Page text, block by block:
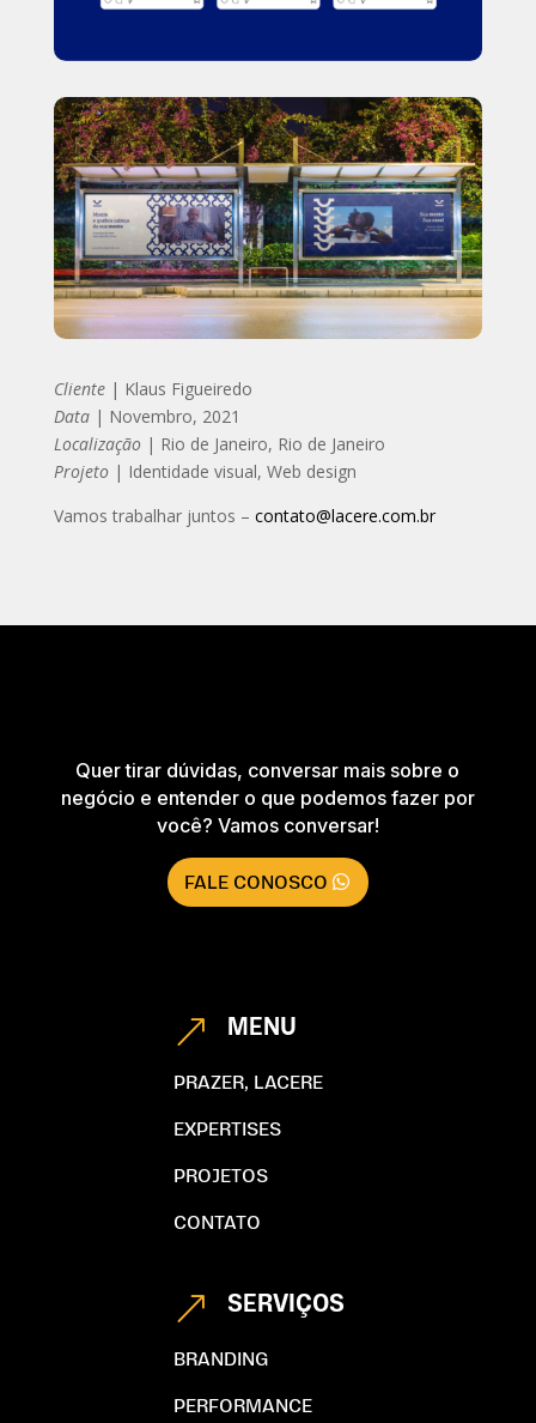
Cliente| Klaus Figueiredo
Data| Novembro, 2021
Localização | Rio de Janeiro, Rio de Janeiro
Projeto | Identidade visual, Web design ​​​​
Vamos trabalhar juntos – contato@lacere.com.br
Quer tirar dúvidas, conversar mais sobre o
negócio e entender o que podemos fazer por
você? Vamos conversar!
FALE CONOSCO
& MENU
PRAZER, LACERE
EXPERTISES
PROJETOS
CONTATO
& SERVIÇOS
BRANDING
PERFORMANCE